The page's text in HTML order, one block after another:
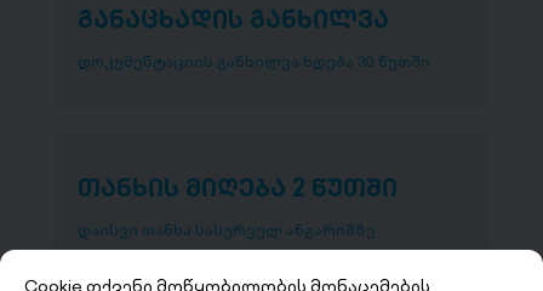
განაცხადის განხილვა
დოკუმენტაციის განხილვა ხდება 30 წუთში
თანხის მიღება 2 წუთში
დაისვი თანხა სასურველ ანგარიშზე
Cookie თქვენი მოწყობილობის მონაცემების